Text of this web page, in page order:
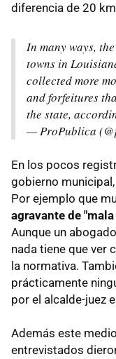
diferencia de 20
In many ways,
towns in
collected more
and forfeitures
the state,
— ProPublica
En los pocos
gobierno
Por ejemplo que
agravante de
Aunque un
nada tiene que ver
la normativa.
prácticamente
por el alcalde-juez
Además este
entrevistados